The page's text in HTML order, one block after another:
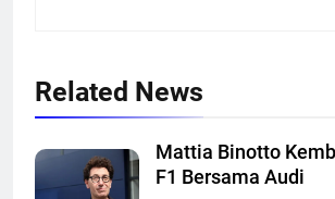
Related News
Mattia Binotto
F1 Bersama Audi